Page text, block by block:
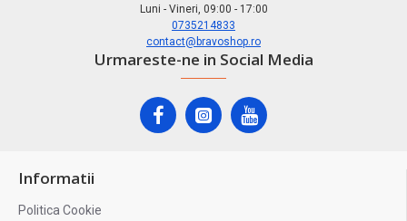
Luni - Vineri, 09:00 - 17:00
0735214833
contact@bravoshop.ro
Urmareste-ne in Social Media
Informatii
Politica Cookie